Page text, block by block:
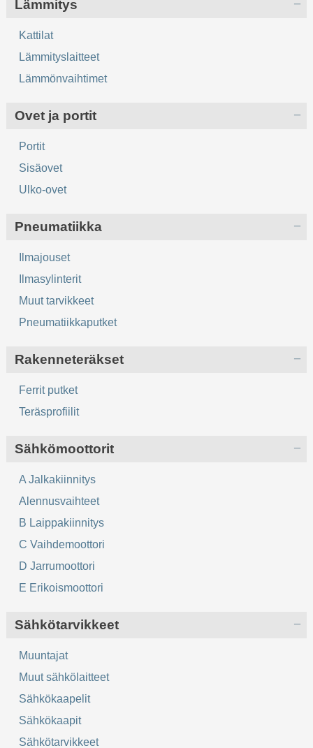
Lämmitys
Kattilat
Lämmityslaitteet
Lämmönvaihtimet
Ovet ja portit
Portit
Sisäovet
Ulko-ovet
Pneumatiikka
Ilmajouset
Ilmasylinterit
Muut tarvikkeet
Pneumatiikkaputket
Rakenneteräkset
Ferrit putket
Teräsprofiilit
Sähkömoottorit
A Jalkakiinnitys
Alennusvaihteet
B Laippakiinnitys
C Vaihdemoottori
D Jarrumoottori
E Erikoismoottori
Sähkötarvikkeet
Muuntajat
Muut sähkölaitteet
Sähkökaapelit
Sähkökaapit
Sähkötarvikkeet